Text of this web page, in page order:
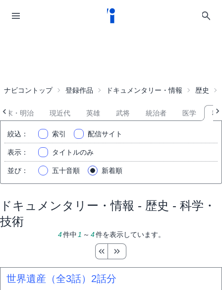
ナビコントップ 登録作品 ドキュメンタリー・情報 歴史
末・明治 現近代 英雄 武将 統治者 医学 科
絞込 ： 索引 配信サイト
表示 ： タイトルのみ
並び ： 五十音順 新着順
ドキュメンタリー・情報 - 歴史 - 科学・
技術
4件中 1 ～ 4件を表示しています。
世界遺産（全3話） 2話分